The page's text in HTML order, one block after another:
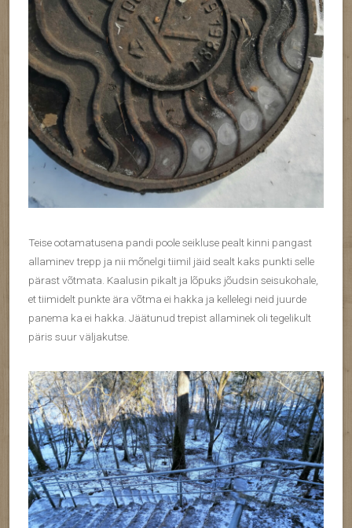
Teise ootamatusena pandi poole seikluse pealt kinni pangast
allaminev trepp ja nii mõnelgi tiimil jäid sealt kaks punkti selle
pärast võtmata. Kaalusin pikalt ja lõpuks jõudsin seisukohale,
et tiimidelt punkte ära võtma ei hakka ja kellelegi neid juurde
panema ka ei hakka. Jäätunud trepist allaminek oli tegelikult
päris suur väljakutse.